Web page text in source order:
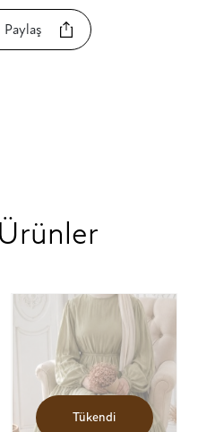
Paylaş
Tükendi